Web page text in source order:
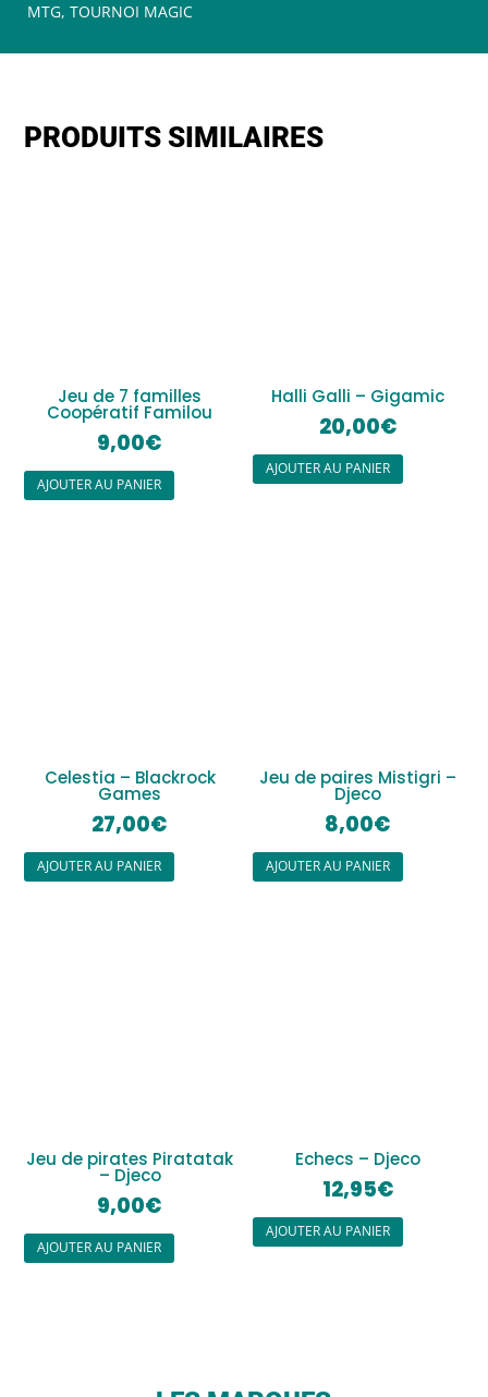
MTG, TOURNOI MAGIC
PRODUITS SIMILAIRES
Jeu de 7 familles
Coopératif Familou
9,00€
AJOUTER AU PANIER
Halli Galli – Gigamic
20,00€
AJOUTER AU PANIER
Celestia – Blackrock
Games
27,00€
AJOUTER AU PANIER
Jeu de paires Mistigri –
Djeco
8,00€
AJOUTER AU PANIER
Jeu de pirates Piratatak
– Djeco
9,00€
AJOUTER AU PANIER
Echecs – Djeco
12,95€
AJOUTER AU PANIER